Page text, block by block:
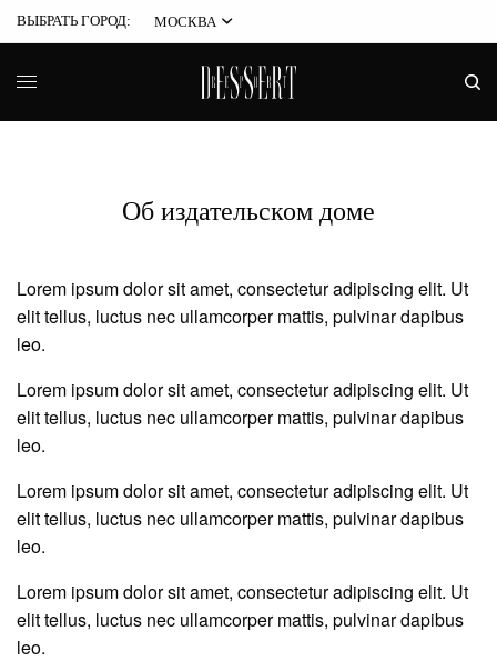
ВЫБРАТЬ ГОРОД: МОСКВА
Об издательском доме
Lorem ipsum dolor sit amet, consectetur adipiscing elit. Ut
elit tellus, luctus nec ullamcorper mattis, pulvinar dapibus
leo.
Lorem ipsum dolor sit amet, consectetur adipiscing elit. Ut
elit tellus, luctus nec ullamcorper mattis, pulvinar dapibus
leo.
Lorem ipsum dolor sit amet, consectetur adipiscing elit. Ut
elit tellus, luctus nec ullamcorper mattis, pulvinar dapibus
leo.
Lorem ipsum dolor sit amet, consectetur adipiscing elit. Ut
elit tellus, luctus nec ullamcorper mattis, pulvinar dapibus
leo.